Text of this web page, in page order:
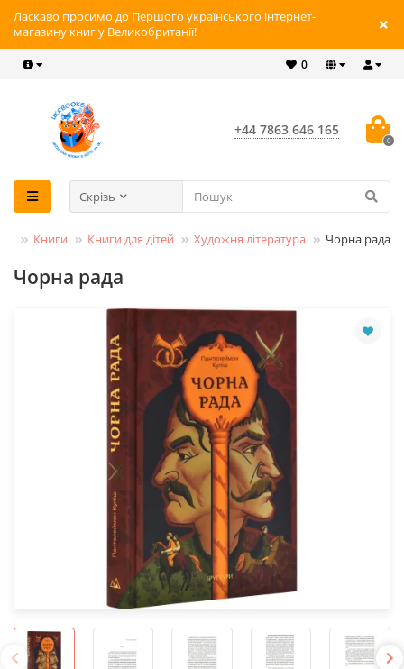
Ласкаво просимо до Першого українського інтернет-
магазину книг у Великобританії!
0
+44 7863 646 165
0
Скрізь
Книги Книги для дітей Художня література Чорна рада
Чорна рада